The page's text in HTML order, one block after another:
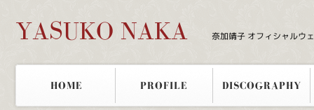
YASUKO NAKA 奈加靖子 オフィシャルウ
HOME PROFILE DISCOGRAPHY